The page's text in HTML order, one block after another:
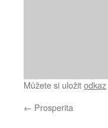
Můžete si uložitodkaz
← Prosperita